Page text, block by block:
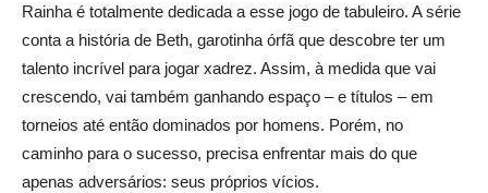
Rainha é totalmente dedicada a esse jogo de tabuleiro. A série
conta a história de Beth, garotinha órfã que descobre ter um
talento incrível para jogar xadrez. Assim, à medida que vai
crescendo, vai também ganhando espaço – e títulos – em
torneios até então dominados por homens. Porém, no
caminho para o sucesso, precisa enfrentar mais do que
apenas adversários: seus próprios vícios.